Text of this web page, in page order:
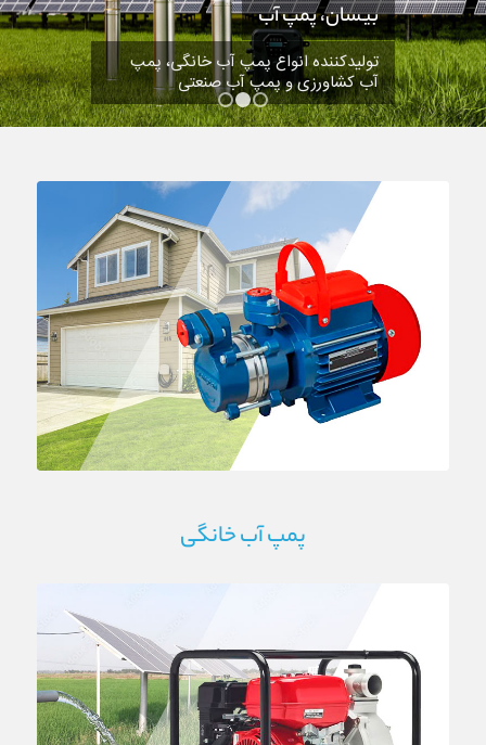
۱ ۲ ۳
بیسان، پمپ آب
تولیدکننده انواع پمپ‌ آب خانگی، پمپ‌
آب کشاورزی و پمپ‌ آب صنعتی
پمپ آب خانگی